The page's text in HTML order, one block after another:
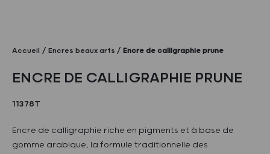
Accueil Encres beaux arts Encre de calligraphie prune
ENCRE DE CALLIGRAPHIE PRUNE
11378T
Encre de calligraphie riche en pigments et à base de
gomme arabique, la formule traditionnelle des